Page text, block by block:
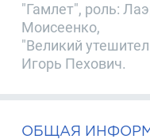
"Гамлет", роль:
Моисеенко,
"Великий
Игорь Пехович.
ОБЩАЯ